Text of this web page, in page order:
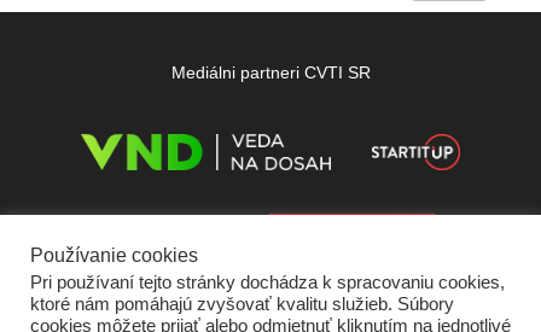
Mediálni partneri CVTI SR
Používanie cookies
Pri používaní tejto stránky dochádza k spracovaniu cookies,
ktoré nám pomáhajú zvyšovať kvalitu služieb. Súbory
cookies môžete prijať alebo odmietnuť kliknutím na jednotlivé